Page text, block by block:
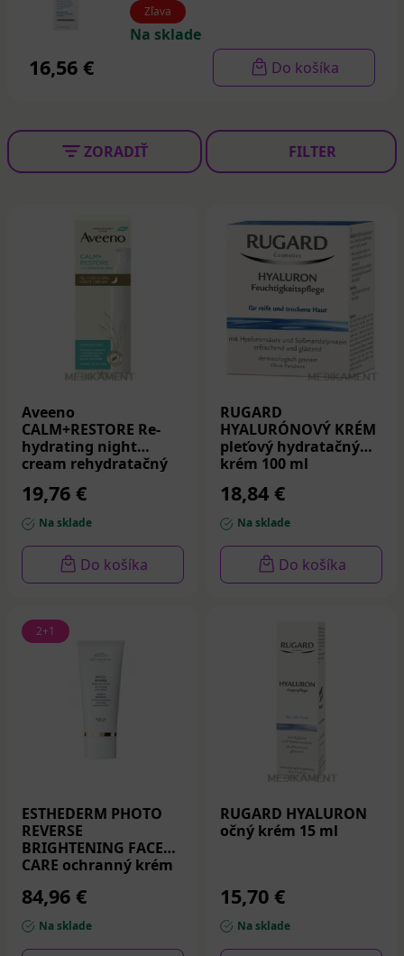
Zľava
Na sklade
16,56 € Do košíka
ZORADIŤ FILTER
Aveeno
CALM+RESTORE Re-
hydrating night
cream rehydratačný
19,76 €
Na sklade
Do košíka
RUGARD
HYALURÓNOVÝ KRÉM
pleťový hydratačný
krém 100 ml
18,84 €
Na sklade
Do košíka
2+1
ESTHEDERM PHOTO
REVERSE
BRIGHTENING FACE
CARE ochranný krém
84,96 €
Na sklade
RUGARD HYALURON
očný krém 15 ml
15,70 €
Na sklade